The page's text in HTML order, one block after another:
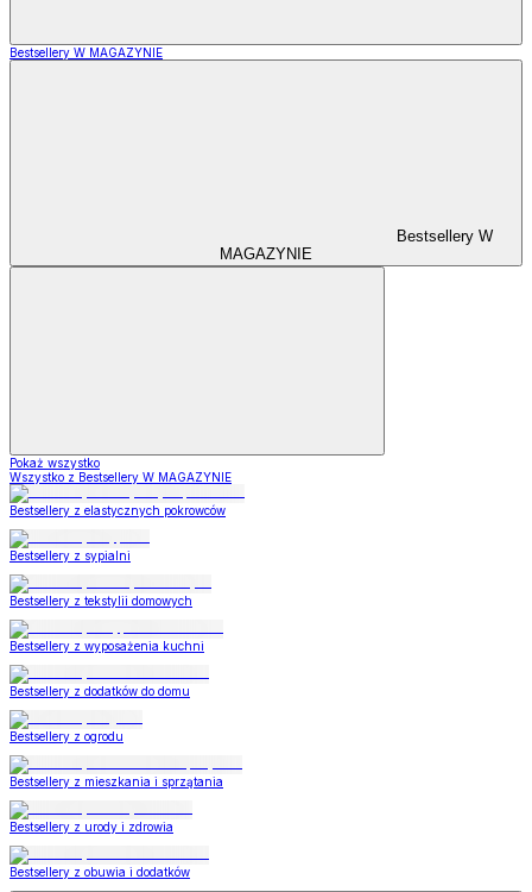
Bestsellery W MAGAZYNIE
Bestsellery W
MAGAZYNIE
Pokaż wszystko
Wszystko z Bestsellery W MAGAZYNIE
Bestsellery z elastycznych pokrowców
Bestsellery z sypialni
Bestsellery z tekstylii domowych
Bestsellery z wyposażenia kuchni
Bestsellery z dodatków do domu
Bestsellery z ogrodu
Bestsellery z mieszkania i sprzątania
Bestsellery z urody i zdrowia
Bestsellery z obuwia i dodatków